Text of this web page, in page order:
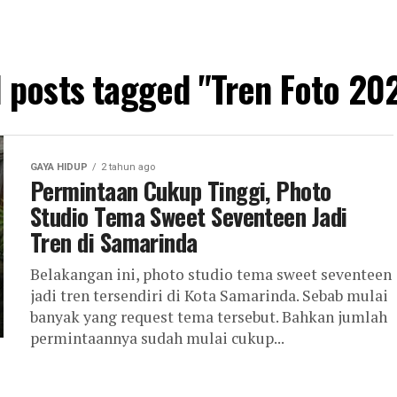
tagged "Tren Foto
GAYA HIDUP 2 tahun ago
Permintaan Cukup Tinggi, Photo
Studio Tema Sweet Seventeen Jadi
Tren di Samarinda
Belakangan ini, photo studio tema sweet seventeen
jadi tren tersendiri di Kota Samarinda. Sebab mulai
banyak yang request tema tersebut. Bahkan jumlah
permintaannya sudah mulai cukup...